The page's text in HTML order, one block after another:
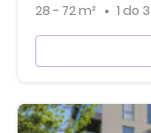
28 - 72 m² 1 do